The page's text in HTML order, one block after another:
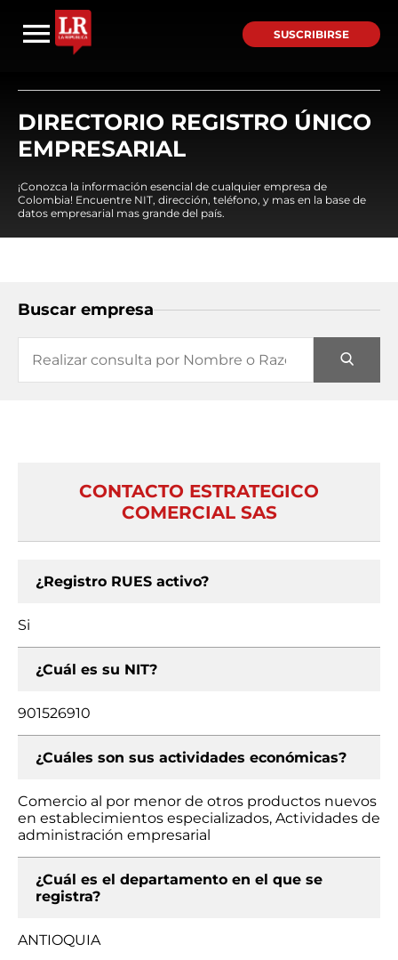
SUSCRIBIRSE
DIRECTORIO REGISTRO ÚNICO
EMPRESARIAL
¡Conozca la información esencial de cualquier empresa de
Colombia! Encuentre NIT, dirección, teléfono, y mas en la base de
datos empresarial mas grande del país.
Buscar empresa
CONTACTO ESTRATEGICO
COMERCIAL SAS
¿Registro RUES activo?
Si
¿Cuál es su NIT?
901526910
¿Cuáles son sus actividades económicas?
Comercio al por menor de otros productos nuevos
en establecimientos especializados, Actividades de
administración empresarial
¿Cuál es el departamento en el que se
registra?
ANTIOQUIA